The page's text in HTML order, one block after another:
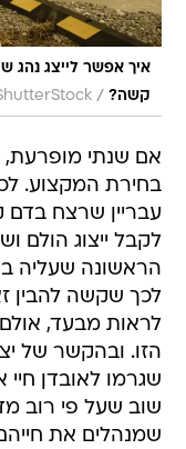
איך אפשר לייצג נהג
קשה? /
אם שנתי
בחירת המקצוע.
עבריין שרצח בדם
לקבל ייצוג הולם
הראשונה שעליה
לכך שקשה להבין
לראות מבעד,
הזו. ובהקשר של
שגרמו לאובדן
שוב שעל פי רוב
שמנהלים את